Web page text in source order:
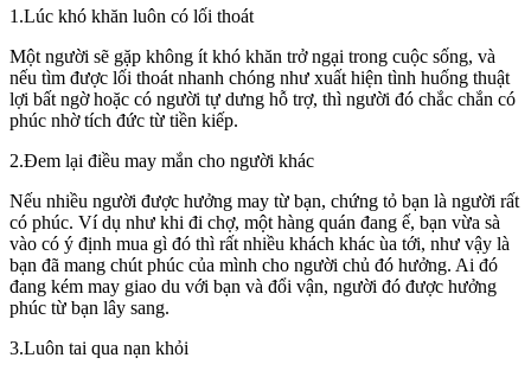
1.Lúc khó khăn luôn có lối thoát
Một người sẽ gặp không ít khó khăn trở ngại trong cuộc sống, và
nếu tìm được lối thoát nhanh chóng như xuất hiện tình huống thuật
lợi bất ngờ hoặc có người tự dưng hỗ trợ, thì người đó chắc chắn có
phúc nhờ tích đức từ tiền kiếp.
2.Đem lại điều may mắn cho người khác
Nếu nhiều người được hưởng may từ bạn, chứng tỏ bạn là người rất
có phúc. Ví dụ như khi đi chợ, một hàng quán đang ế, bạn vừa sà
vào có ý định mua gì đó thì rất nhiều khách khác ùa tới, như vậy là
bạn đã mang chút phúc của mình cho người chủ đó hưởng. Ai đó
đang kém may giao du với bạn và đổi vận, người đó được hưởng
phúc từ bạn lây sang.
3.Luôn tai qua nạn khỏi